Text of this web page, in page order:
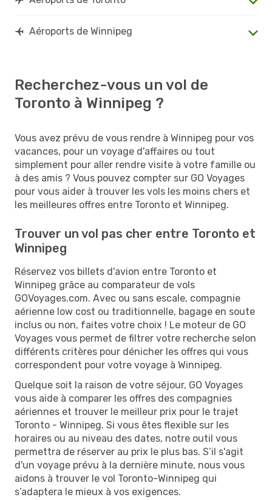
Aéroports de Winnipeg
Recherchez-vous un vol de
Toronto à Winnipeg ?
Vous avez prévu de vous rendre à Winnipeg pour vos
vacances, pour un voyage d'affaires ou tout
simplement pour aller rendre visite à votre famille ou
à des amis ? Vous pouvez compter sur GO Voyages
pour vous aider à trouver les vols les moins chers et
les meilleures offres entre Toronto et Winnipeg.
Trouver un vol pas cher entre Toronto et
Winnipeg
Réservez vos billets d'avion entre Toronto et
Winnipeg grâce au comparateur de vols
GOVoyages.com. Avec ou sans escale, compagnie
aérienne low cost ou traditionnelle, bagage en soute
inclus ou non, faites votre choix ! Le moteur de GO
Voyages vous permet de filtrer votre recherche selon
différents critères pour dénicher les offres qui vous
correspondent pour votre voyage à Winnipeg.
Quelque soit la raison de votre séjour, GO Voyages
vous aide à comparer les offres des compagnies
aériennes et trouver le meilleur prix pour le trajet
Toronto - Winnipeg. Si vous êtes flexible sur les
horaires ou au niveau des dates, notre outil vous
permettra de réserver au prix le plus bas. S’il s'agit
d'un voyage prévu à la dernière minute, nous vous
aidons à trouver le vol Toronto-Winnipeg qui
s’adaptera le mieux à vos exigences.